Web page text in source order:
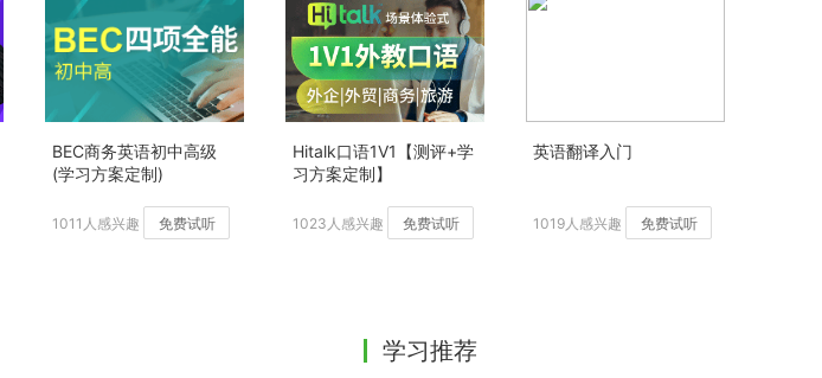
BEC商务英语初中高级
(学习方案定制)
1011人感兴趣 免费试听
Hitalk口语1V1【测评+学
习方案定制】
1023人感兴趣 免费试听
英语翻译入门
1019人感兴趣 免费试听
学习推荐